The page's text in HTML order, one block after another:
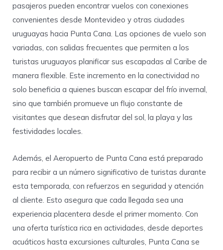
pasajeros pueden encontrar vuelos con conexiones
convenientes desde Montevideo y otras ciudades
uruguayas hacia Punta Cana. Las opciones de vuelo son
variadas, con salidas frecuentes que permiten a los
turistas uruguayos planificar sus escapadas al Caribe de
manera flexible. Este incremento en la conectividad no
solo beneficia a quienes buscan escapar del frío invernal,
sino que también promueve un flujo constante de
visitantes que desean disfrutar del sol, la playa y las
festividades locales.
Además, el Aeropuerto de Punta Cana está preparado
para recibir a un número significativo de turistas durante
esta temporada, con refuerzos en seguridad y atención
al cliente. Esto asegura que cada llegada sea una
experiencia placentera desde el primer momento. Con
una oferta turística rica en actividades, desde deportes
acuáticos hasta excursiones culturales, Punta Cana se